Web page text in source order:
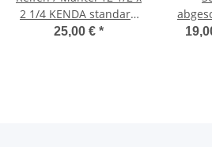
2 1/4 KENDA standard
für Tante Paula &
25,00 € *